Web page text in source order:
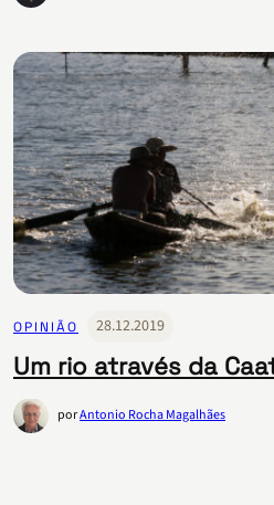
OPINIÃO 28.12.2019
Um rio através da
porAntonio Rocha Magalhães